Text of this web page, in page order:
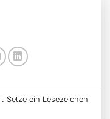
Setze ein Lesezeichen